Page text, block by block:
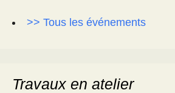
>> Tous les événements
Travaux en atelier